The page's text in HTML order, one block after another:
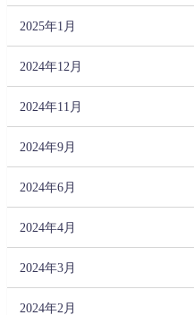
2025年1月
2024年12月
2024年11月
2024年9月
2024年6月
2024年4月
2024年3月
2024年2月